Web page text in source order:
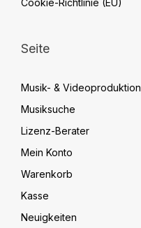
Seite
Musik- & Videoproduktion
Musiksuche
Lizenz-Berater
Mein Konto
Warenkorb
Kasse
Neuigkeiten